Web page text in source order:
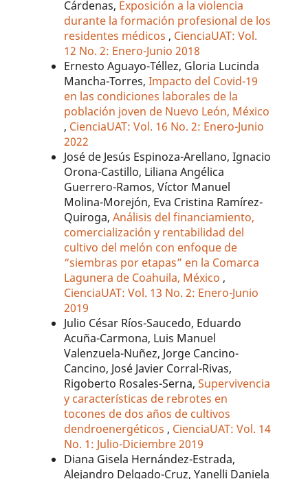
Cárdenas, Exposición a la violencia
durante la formación profesional de los
residentes médicos, CienciaUAT: Vol.
12 No. 2: Enero-Junio 2018
Ernesto Aguayo-Téllez, Gloria Lucinda
Mancha-Torres,Impacto del Covid-19
en las condiciones laborales de la
población joven de Nuevo León, México
, CienciaUAT: Vol. 16 No. 2: Enero-Junio
2022
José de Jesús Espinoza-Arellano, Ignacio
Orona-Castillo, Liliana Angélica
Guerrero-Ramos, Víctor Manuel
Molina-Morejón, Eva Cristina Ramírez-
Quiroga,Análisis del financiamiento,
comercialización y rentabilidad del
cultivo del melón con enfoque de
“siembras por etapas” en la Comarca
Lagunera de Coahuila, México,
CienciaUAT: Vol. 13 No. 2: Enero-Junio
2019
Julio César Ríos-Saucedo, Eduardo
Acuña-Carmona, Luis Manuel
Valenzuela-Nuñez, Jorge Cancino-
Cancino, José Javier Corral-Rivas,
Rigoberto Rosales-Serna,Supervivencia
y características de rebrotes en
tocones de dos años de cultivos
dendroenergéticos, CienciaUAT: Vol. 14
No. 1: Julio-Diciembre 2019
Diana Gisela Hernández-Estrada,
Alejandro Delgado-Cruz, Yanelli Daniela